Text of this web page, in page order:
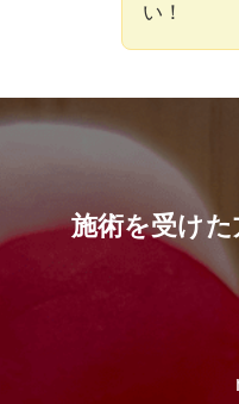
い！
施術を受け